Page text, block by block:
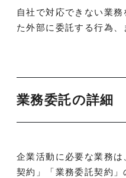
自社で対応できない業
た外部に委託する行為、
業務委託の詳細
企業活動に必要な業務
契約」「業務委託契約